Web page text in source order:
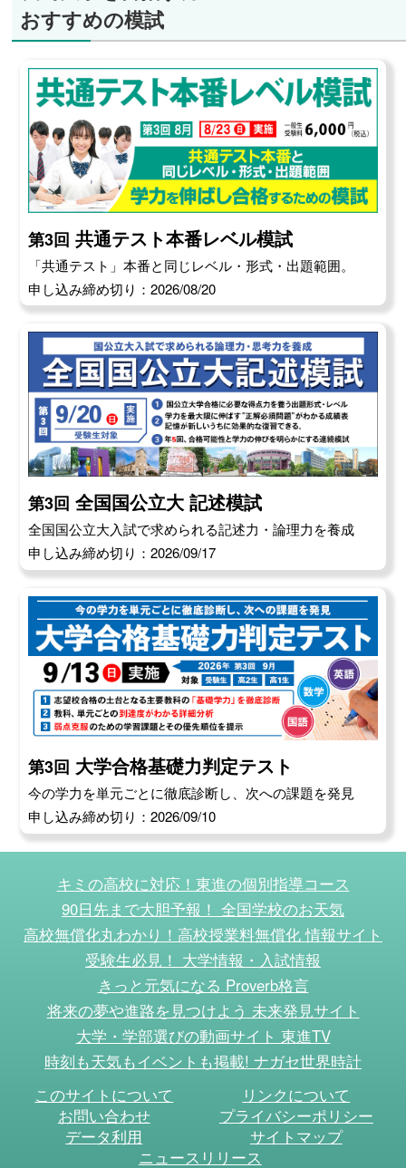
おすすめの模試
第3回 共通テスト本番レベル模試
「共通テスト」本番と同じレベル・形式・出題範囲。
申し込み締め切り：2026/08/20
第3回 全国国公立大 記述模試
全国国公立大入試で求められる記述力・論理力を養成
申し込み締め切り：2026/09/17
第3回 大学合格基礎力判定テスト
今の学力を単元ごとに徹底診断し、次への課題を発見
申し込み締め切り：2026/09/10
キミの高校に対応！東進の個別指導コース
90日先まで大胆予報！ 全国学校のお天気
高校無償化丸わかり！高校授業料無償化 情報サイト
受験生必見！ 大学情報・入試情報
きっと元気になる Proverb格言
将来の夢や進路を見つけよう 未来発見サイト
大学・学部選びの動画サイト 東進TV
時刻も天気もイベントも掲載! ナガセ世界時計
このサイトについて
リンクについて
お問い合わせ
プライバシーポリシー
データ利用
サイトマップ
ニュースリリース